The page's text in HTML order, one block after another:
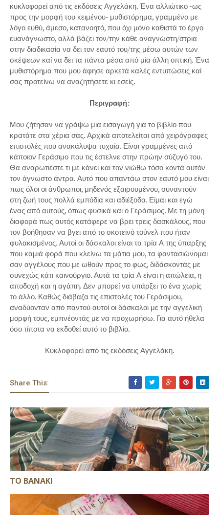
κυκλοφορεί από τις εκδόσεις Αγγελάκη. Ένα αλλιώτικο -ως
προς την μορφή του κειμένου- μυθιστόρημα, γραμμένο με
λόγο ευθύ, άμεσο, κατανοητό, που όχι μόνο καθιστά το έργο
ευανάγνωστο, αλλά βάζει τον/την κάθε αναγνώστη/στρια
στην διαδικασία να δει τον εαυτό του/της μέσω αυτών των
σκέψεων καί να δει τα πάντα μέσα από μία άλλη οπτική. Ένα
μυθιστόρημα που μου άφησε αρκετά καλές εντυπώσεις καί
σας προτείνω να αναζητήσετε κι εσείς.
Περιγραφή:
Μου ζήτησαν να γράψω μια εισαγωγή για το βιβλίο που
κρατάτε στα χέρια σας. Αρχικά αποτελείται από χειρόγραφες
επιστολές που ανακάλυψα τυχαία. Είναι γραμμένες από
κάποιον Γεράσιμο που τις έστελνε στην πρώην σύζυγό του.
Θα αναρωτιέστε τι με κάνει και τον νιώθω τόσο κοντά αυτόν
τον άγνωστο άντρα. Αυτό που απαντάω στον εαυτό μου είναι
πως όλοι οι άνθρωποι, μηδενός εξαιρουμένου, συναντούν
στη ζωή τους πολλά εμπόδια και αδιέξοδα. Είμαι και εγώ
ένας από αυτούς, όπως φυσικά και ο Γεράσιμος. Με τη μόνη
διαφορά πως αυτός κατάφερε να βρει τρεις δασκάλους, που
τον βοήθησαν να βγει από το σκοτεινό τούνελ που ήταν
φυλακισμένος. Αυτοί οι δάσκαλοι είναι τα τρία Α της ύπαρξης
που καμιά φορά που κλείνω τα μάτια μου, τα φαντασιώνομαι
σαν αγγέλους που με ωθούν προς το φως, διδάσκοντάς με
συνεχώς κάτι καινούργιο. Αυτά τα τρία Α είναι η απώλεια, η
αποδοχή και η αγάπη. Δεν μπορεί να υπάρξει το ένα χωρίς
το άλλο. Καθώς διάβαζα τις επιστολές του Γεράσιμου,
αναδύονταν από παντού αυτοί οι δάσκαλοι με την αγγελική
μορφή τους, εμπνέοντάς με να προχωρήσω. Για αυτό ήθελα
όσο τίποτα να εκδοθεί αυτό το βιβλίο.
Κυκλοφορεί από τις εκδόσεις Αγγελάκη.
Share This:
ΤΟ ΒΑΝΑΚΙ